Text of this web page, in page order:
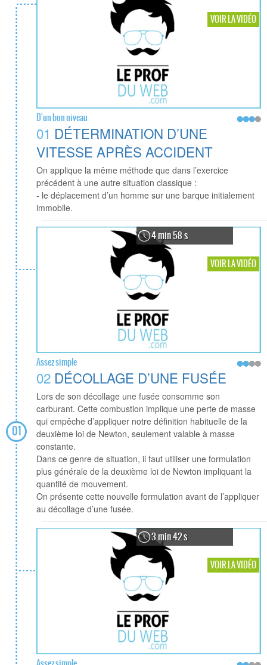
01
VOIR LA VIDÉO
D'un bon niveau
01 DÉTERMINATION D’UNE
VITESSE APRÈS ACCIDENT
On applique la même méthode que dans l’exercice
précédent à une autre situation classique :
- le déplacement d’un homme sur une barque initialement
immobile.
4 min 58 s
VOIR LA VIDÉO
Assez simple
02 DÉCOLLAGE D’UNE FUSÉE
Lors de son décollage une fusée consomme son
carburant. Cette combustion implique une perte de masse
qui empêche d’appliquer notre définition habituelle de la
deuxième loi de Newton, seulement valable à masse
constante.
Dans ce genre de situation, il faut utiliser une formulation
plus générale de la deuxième loi de Newton impliquant la
quantité de mouvement.
On présente cette nouvelle formulation avant de l’appliquer
au décollage d’une fusée.
3 min 42 s
VOIR LA VIDÉO